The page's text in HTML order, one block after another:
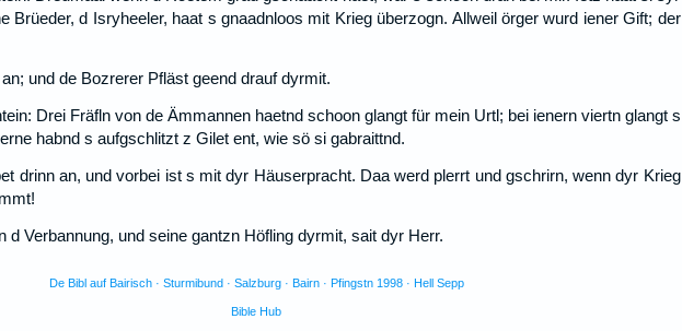
Brüeder, d Isryheeler, haat s gnaadnloos mit Krieg überzogn. Allweil örger wurd iener Gift; der
und de Bozrerer Pfläst geend drauf dyrmit.
Drei Fräfln von de Ämmannen haetnd schoon glangt für mein Urtl; bei ienern viertn glangt s
habnd s aufgschlitzt z Gilet ent, wie sö si gabraittnd.
drinn an, und vorbei ist s mit dyr Häuserpracht. Daa werd plerrt und gschrirn, wenn dyr Krieg
d Verbannung, und seine gantzn Höfling dyrmit, sait dyr Herr.
De Bibl auf Bairisch · Sturmibund · Salzburg · Bairn · Pfingstn 1998 · Hell Sepp
Bible Hub